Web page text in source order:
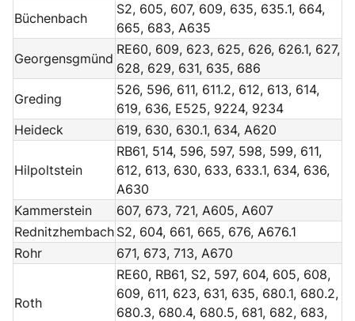
Büchenbach
S2, 605, 607, 609, 635, 635.1, 664,
665, 683, A635
Georgensgmünd
RE60, 609, 623, 625, 626, 626.1, 627,
628, 629, 631, 635, 686
Greding
526, 596, 611, 611.2, 612, 613, 614,
619, 636, E525, 9224, 9234
Heideck
619, 630, 630.1, 634, A620
Hilpoltstein
RB61, 514, 596, 597, 598, 599, 611,
612, 613, 630, 633, 633.1, 634, 636,
A630
Kammerstein
607, 673, 721, A605, A607
Rednitzhembach S2, 604, 661, 665, 676, A676.1
Rohr
671, 673, 713, A670
Roth
RE60, RB61, S2, 597, 604, 605, 608,
609, 611, 623, 631, 635, 680.1, 680.2,
680.3, 680.4, 680.5, 681, 682, 683,